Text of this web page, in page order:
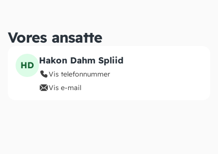
Vores ansatte
HD Hakon Dahm Spliid
Vis telefonnummer
Vis e-mail